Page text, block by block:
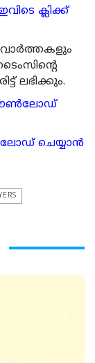
ക്ലിക്ക്
വാര്‍ത്തകളും
ലഭിക്കും.
ചെയ്യാന്‍